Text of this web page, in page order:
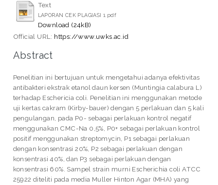
Text
LAPORAN CEK PLAGIASI 1.pdf
Download (24kB)
Official URL: https://www.uwks.ac.id
Abstract
Penelitian ini bertujuan untuk mengetahui adanya efektivitas
antibakteri ekstrak etanol daun kersen (Muntingia calabura L)
terhadap Eschericia coli. Penelitian ini menggunakan metode
uji kertas cakram (Kirby-bauer) dengan 5 perlakuan dan 5 kali
pengulangan, pada P0- sebagai perlakuan kontrol negatif
menggunakan CMC-Na 0,5%, P0+ sebagai perlakuan kontrol
positif menggunakan streptomycin, P1 sebagai perlakuan
dengan konsentrasi 20%, P2 sebagai perlakuan dengan
konsentrasi 40%, dan P3 sebagai perlakuan dengan
konsentrasi 60%. Sampel strain murni Escherichia coli ATCC
25922 diteliti pada media Muller Hinton Agar (MHA) yang